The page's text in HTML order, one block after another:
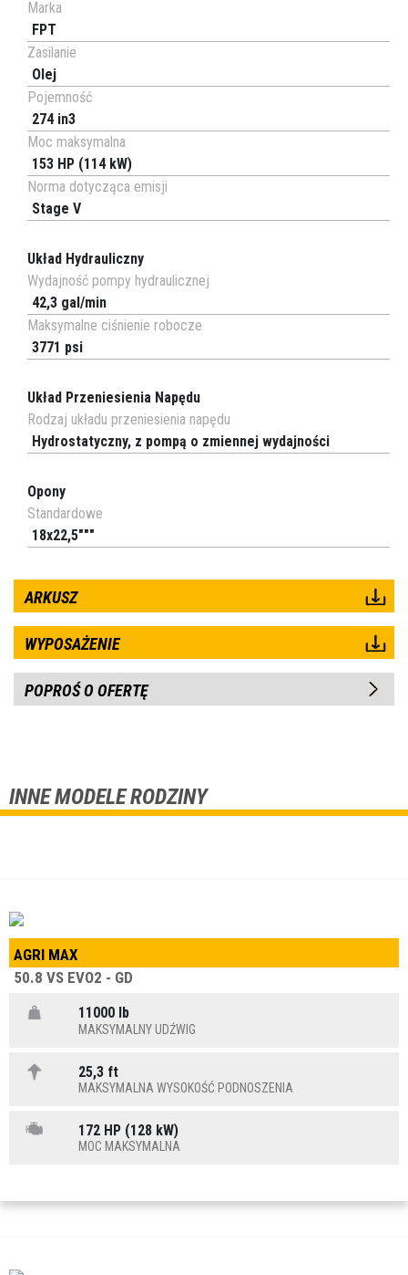
Marka
FPT
Zasilanie
Olej
Pojemność
274 in3
Moc maksymalna
153 HP (114 kW)
Norma dotycząca emisji
Stage V
Układ Hydrauliczny
Wydajność pompy hydraulicznej
42,3 gal/min
Maksymalne ciśnienie robocze
3771 psi
Układ Przeniesienia Napędu
Rodzaj układu przeniesienia napędu
Hydrostatyczny, z pompą o zmiennej wydajności
Opony
Standardowe
18x22,5"""
ARKUSZ
WYPOSAŻENIE
POPROŚ O OFERTĘ
INNE MODELE RODZINY
AGRI MAX
50.8 VS EVO2 - GD
11000 lb
MAKSYMALNY UDŹWIG
25,3 ft
MAKSYMALNA WYSOKOŚĆ PODNOSZENIA
172 HP (128 kW)
MOC MAKSYMALNA